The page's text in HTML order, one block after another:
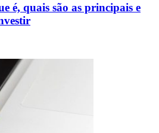
é, quais são as principais e